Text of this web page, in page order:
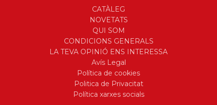
CATÀLEG
NOVETATS
QUI SOM
CONDICIONS GENERALS
LA TEVA OPINIÓ ENS INTERESSA
Avís Legal
Política de cookies
Politica de Privacitat
Política xarxes socials